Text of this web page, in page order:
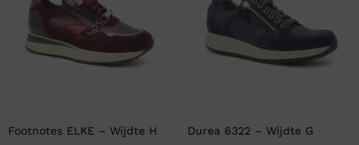
Footnotes ELKE – Wijdte H Durea 6322 – Wijdte G